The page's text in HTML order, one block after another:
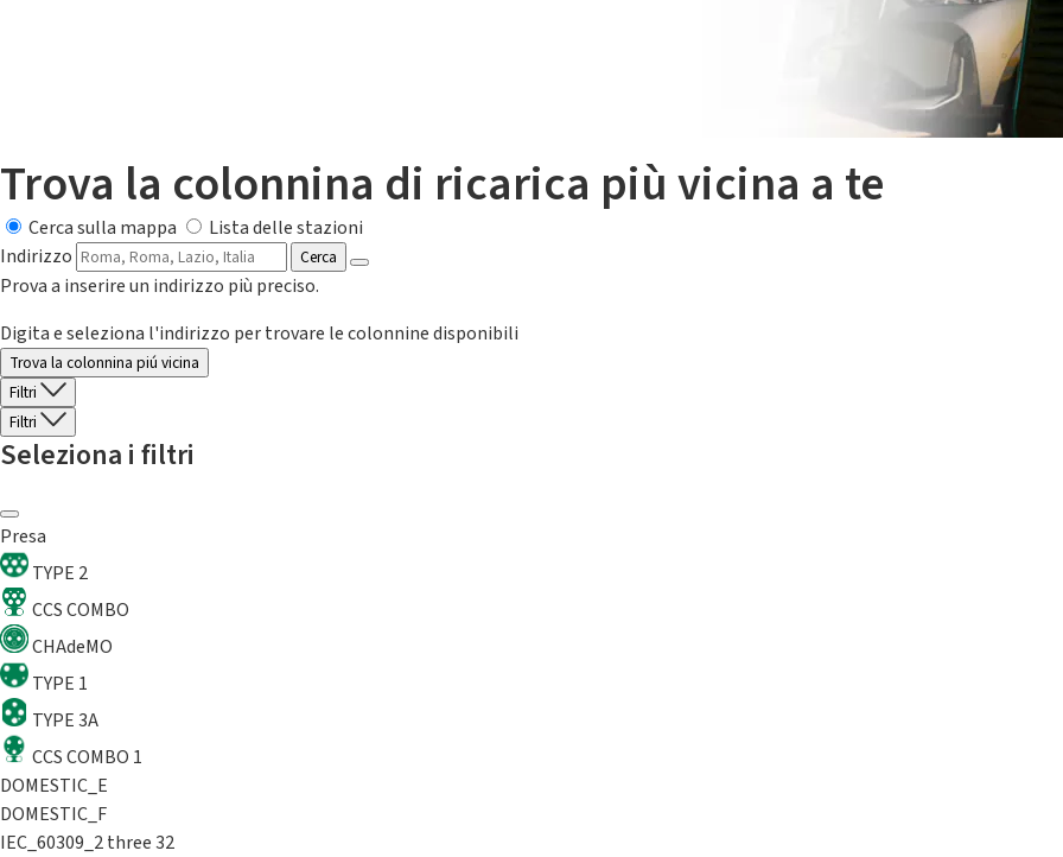
Trova la colonnina di ricarica più vicina a te
Cerca sulla mappa
Lista delle stazioni
Indirizzo
Cerca
Prova a inserire un indirizzo più preciso.
Digita e seleziona l'indirizzo per trovare le colonnine disponibili
Trova la colonnina piú vicina
Filtri
Filtri
Seleziona i filtri
Presa
TYPE 2
CCS COMBO
CHAdeMO
TYPE 1
TYPE 3A
CCS COMBO 1
DOMESTIC_E
DOMESTIC_F
IEC_60309_2 three 32